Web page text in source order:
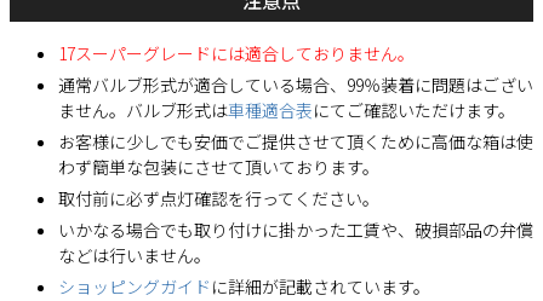
17スーパーグレードには適合しておりません。
通常バルブ形式が適合している場合、99％装着に問題はござい
ません。バルブ形式は車種適合表にてご確認いただけます。
お客様に少しでも安価でご提供させて頂くために高価な箱は使
わず簡単な包装にさせて頂いております。
取付前に必ず点灯確認を行ってください。
いかなる場合でも取り付けに掛かった工賃や、破損部品の弁償
などは行いません。
ショッピングガイド に詳細が記載されています。